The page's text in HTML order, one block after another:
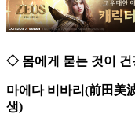
◇ 몸에게 묻는 것이 건
마에다 비바리(前田美
생)